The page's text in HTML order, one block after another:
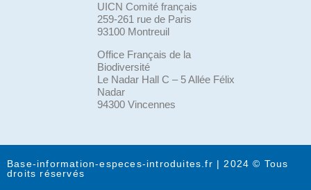
UICN Comité français
259-261 rue de Paris
93100 Montreuil
Office Français de la
Biodiversité
Le Nadar Hall C – 5 Allée Félix
Nadar
94300 Vincennes
Base-information-especes-introduites.fr | 2024 © Tous
droits réservés